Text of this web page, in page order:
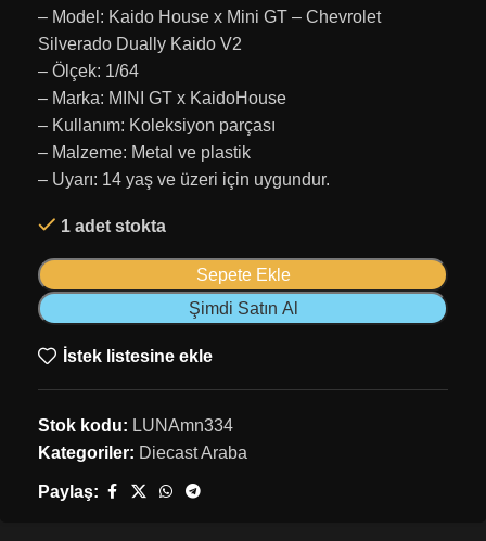
– Model: Kaido House x Mini GT – Chevrolet
Silverado Dually Kaido V2
– Ölçek: 1/64
– Marka: MINI GT x KaidoHouse
– Kullanım: Koleksiyon parçası
– Malzeme: Metal ve plastik
– Uyarı: 14 yaş ve üzeri için uygundur.
1 adet stokta
Sepete Ekle
Şimdi Satın Al
İstek listesine ekle
Stok kodu: LUNAmn334
Kategoriler: Diecast Araba
Paylaş: